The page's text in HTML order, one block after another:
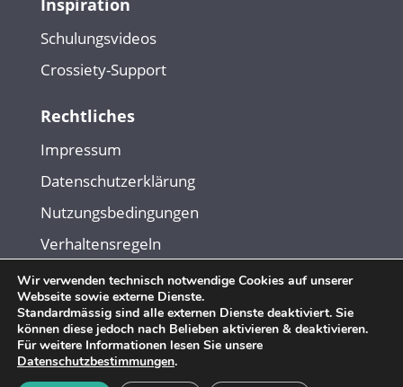
Inspiration
Schulungsvideos
Crossiety-Support
Rechtliches
Impressum
Datenschutzerklärung
Nutzungsbedingungen
Verhaltensregeln
© Copyright 2026. Crossiety AG. Alle Rechte vorbehalten.
Wir verwenden technisch notwendige Cookies auf unserer
Webseite sowie externe Dienste.
Standardmässig sind alle externen Dienste deaktiviert. Sie
können diese jedoch nach Belieben aktivieren & deaktivieren.
Für weitere Informationen lesen Sie unsere
Datenschutzbestimmungen.